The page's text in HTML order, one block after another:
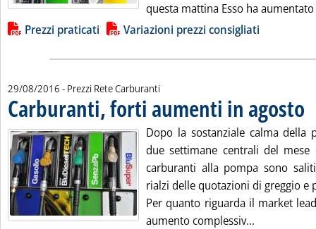
questa mattina Esso ha aumentato
Lista allegati PDF alla notizia
Prezzi praticati Variazioni prezzi consigliati
29/08/2016 - Prezzi Rete Carburanti
Carburanti, forti aumenti in agosto
Dopo la sostanziale calma della
due settimane centrali del
carburanti alla pompa sono
rialzi delle quotazioni di greggio
Per quanto riguarda il market
aumento complessiv...